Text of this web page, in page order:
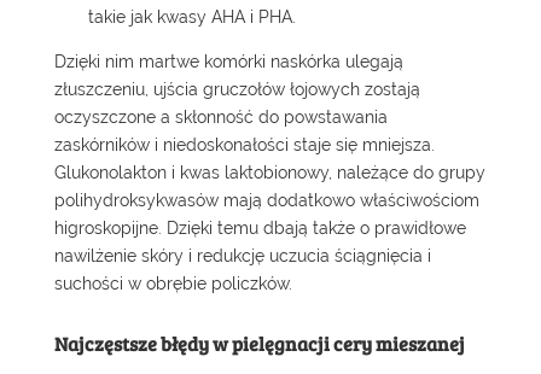
takie jak kwasy AHA i PHA.
Dzięki nim martwe komórki naskórka ulegają
złuszczeniu, ujścia gruczołów łojowych zostają
oczyszczone a skłonność do powstawania
zaskórników i niedoskonałości staje się mniejsza.
Glukonolakton i kwas laktobionowy, należące do grupy
polihydroksykwasów mają dodatkowo właściwościom
higroskopijne. Dzięki temu dbają także o prawidłowe
nawilżenie skóry i redukcję uczucia ściągnięcia i
suchości w obrębie policzków.
Najczęstsze błędy w pielęgnacji cery mieszanej